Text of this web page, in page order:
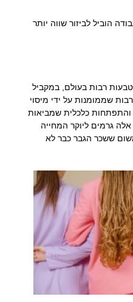
הוביל לביזור שווה יותר
רבות בעולם, במקביל
שממומנות על ידי מיסוי
והתפתחות כלכלית שמביאות
אלה גרמים ליוקר המחייה
ששכר הגבר כבר לא